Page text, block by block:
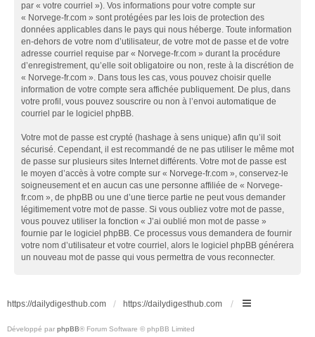
par « votre courriel »). Vos informations pour votre compte sur
« Norvege-fr.com » sont protégées par les lois de protection des
données applicables dans le pays qui nous héberge. Toute information
en-dehors de votre nom d’utilisateur, de votre mot de passe et de votre
adresse courriel requise par « Norvege-fr.com » durant la procédure
d’enregistrement, qu’elle soit obligatoire ou non, reste à la discrétion de
« Norvege-fr.com ». Dans tous les cas, vous pouvez choisir quelle
information de votre compte sera affichée publiquement. De plus, dans
votre profil, vous pouvez souscrire ou non à l’envoi automatique de
courriel par le logiciel phpBB.
Votre mot de passe est crypté (hashage à sens unique) afin qu’il soit
sécurisé. Cependant, il est recommandé de ne pas utiliser le même mot
de passe sur plusieurs sites Internet différents. Votre mot de passe est
le moyen d’accès à votre compte sur « Norvege-fr.com », conservez-le
soigneusement et en aucun cas une personne affiliée de « Norvege-
fr.com », de phpBB ou une d’une tierce partie ne peut vous demander
légitimement votre mot de passe. Si vous oubliez votre mot de passe,
vous pouvez utiliser la fonction « J’ai oublié mon mot de passe »
fournie par le logiciel phpBB. Ce processus vous demandera de fournir
votre nom d’utilisateur et votre courriel, alors le logiciel phpBB générera
un nouveau mot de passe qui vous permettra de vous reconnecter.
https://dailydigesthub.com https://dailydigesthub.com
Développé par phpBB® Forum Software © phpBB Limited